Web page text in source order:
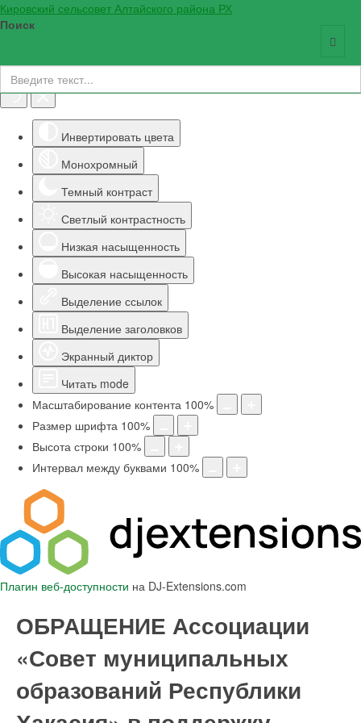
Инструменты доступности
Инвертировать цвета
Монохромный
Темный контраст
Светлый контрастность
Низкая насыщенность
Высокая насыщенность
Выделение ссылок
Выделение заголовков
Экранный диктор
Читать mode
Масштабирование контента 100%
Размер шрифта 100%
Высота строки 100%
Интервал между буквами 100%
Плагин веб-доступности на DJ-Extensions.com
Кировский сельсовет Алтайского района РХ
Поиск
ОБРАЩЕНИЕ Ассоциации
«Совет муниципальных
образований Республики